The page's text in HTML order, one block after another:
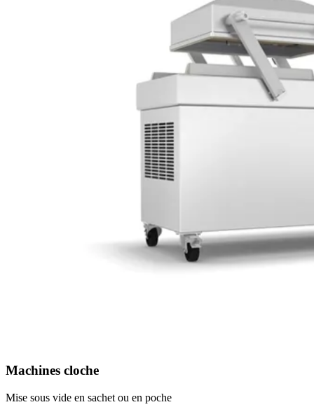
Machines cloche
Mise sous vide en sachet ou en poche